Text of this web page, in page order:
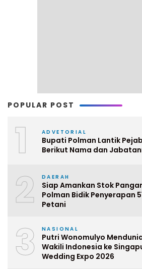
POPULAR POST
1 ADVETORIAL
Bupati Polman Lantik
Berikut Nama dan
2 DAERAH
Siap Amankan Stok
Polman Bidik Penyerapan
Petani
3 NASIONAL
Putri Wonomulyo
Wakili Indonesia ke
Wedding Expo 2026